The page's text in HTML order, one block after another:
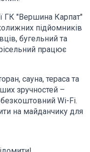
ГК "Вершина Карпат"
підйомників
бугельний та
працює
сауна, тераса та
зручностей –
Wi-Fi.
на майданчику для